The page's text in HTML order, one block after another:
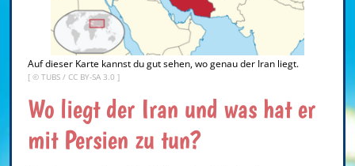
Auf dieser Karte kannst du gut sehen, wo genau der Iran liegt.
[ © TUBS / CC BY-SA 3.0 ]
Wo liegt der Iran und was hat er
mit Persien zu tun?